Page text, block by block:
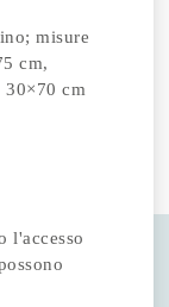
misure
cm,
30×70 cm
l'accesso